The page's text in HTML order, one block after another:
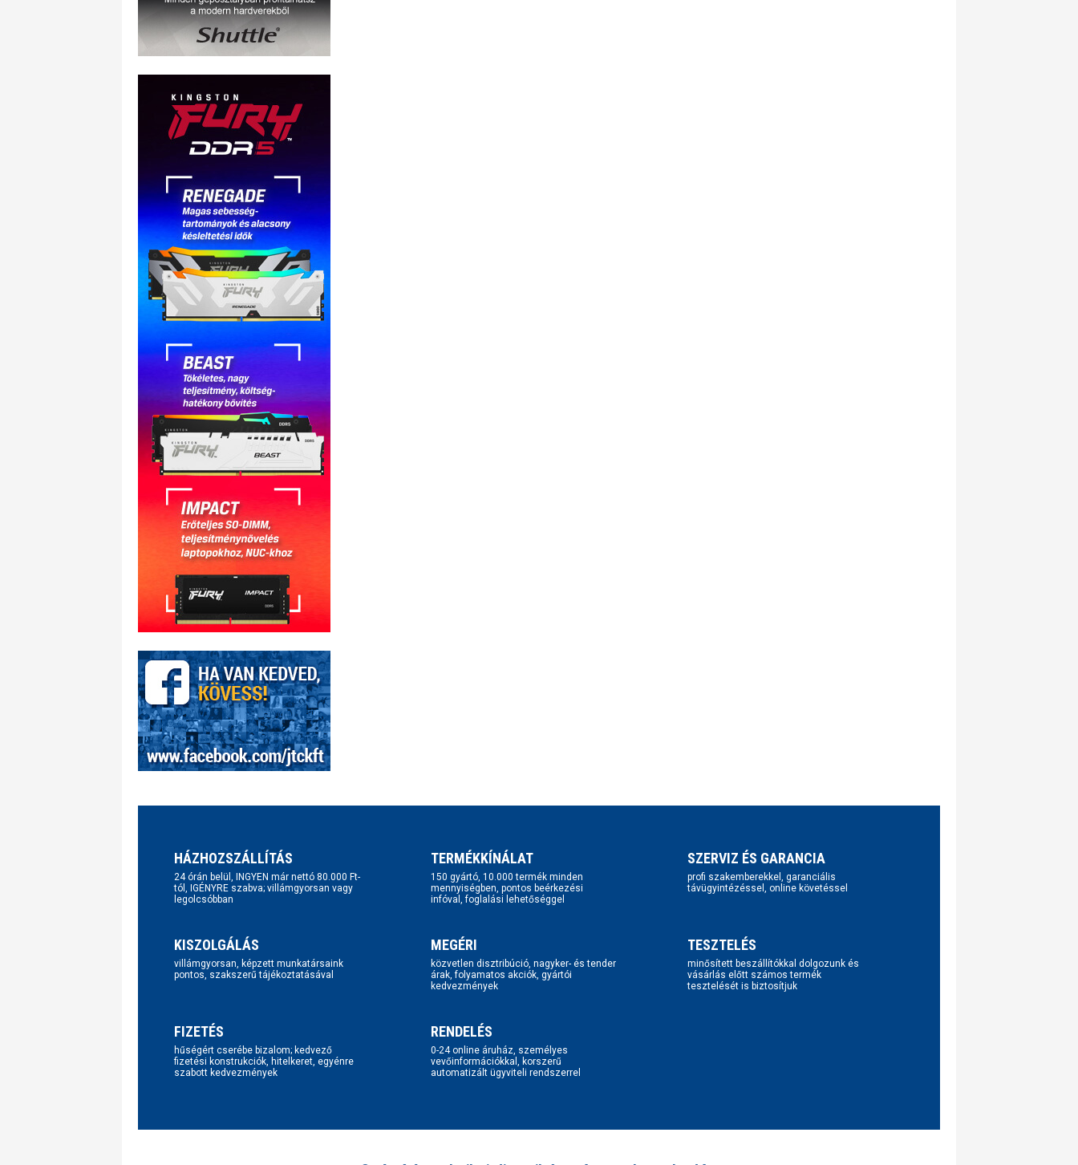
HÁZHOZSZÁLLÍTÁS
24 órán belül, INGYEN már nettó 80.000 Ft-
tól, IGÉNYRE szabva; villámgyorsan vagy
legolcsóbban
TERMÉKKÍNÁLAT
150 gyártó, 10.000 termék minden
mennyiségben, pontos beérkezési
infóval, foglalási lehetőséggel
SZERVIZ ÉS GARANCIA
profi szakemberekkel, garanciális
távügyintézéssel, online követéssel
KISZOLGÁLÁS
villámgyorsan, képzett munkatársaink
pontos, szakszerű tájékoztatásával
MEGÉRI
közvetlen disztribúció, nagyker- és tender
árak, folyamatos akciók, gyártói
kedvezmények
TESZTELÉS
minősített beszállítókkal dolgozunk és
vásárlás előtt számos termék
tesztelését is biztosítjuk
FIZETÉS
hűségért cserébe bizalom; kedvező
fizetési konstrukciók, hitelkeret, egyénre
szabott kedvezmények
RENDELÉS
0-24 online áruház, személyes
vevőinformációkkal, korszerű
automatizált ügyviteli rendszerrel